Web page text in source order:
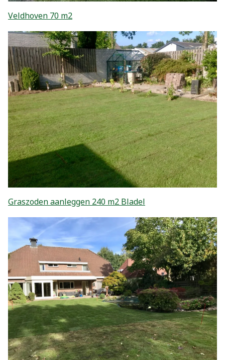
Veldhoven 70 m2
Graszoden aanleggen 240 m2 Bladel